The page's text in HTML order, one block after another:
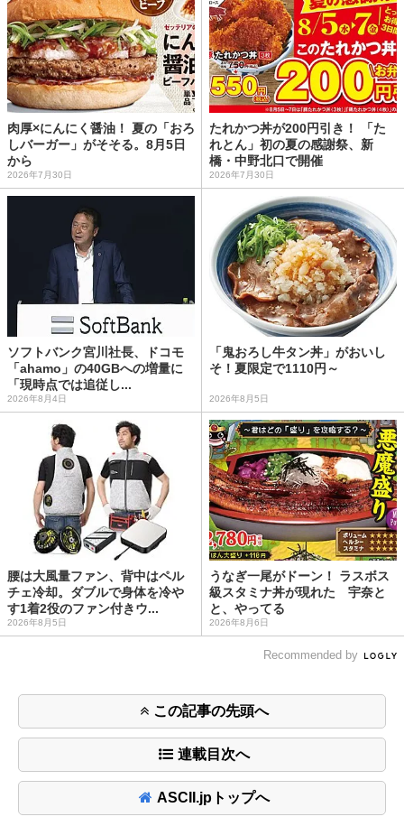
肉厚×にんにく醤油！ 夏の「おろ
しバーガー」がそそる。8月5日
から
2026年7月30日
たれかつ丼が200円引き！ 「た
れとん」初の夏の感謝祭、新
橋・中野北口で開催
2026年7月30日
ソフトバンク宮川社長、ドコモ
「ahamo」の40GBへの増量に
「現時点では追従し...
2026年8月4日
「鬼おろし牛タン丼」がおいし
そ！夏限定で1110円～
2026年8月5日
腰は大風量ファン、背中はペル
チェ冷却。ダブルで身体を冷や
す1着2役のファン付きウ...
2026年8月5日
うなぎ一尾がドーン！ ラスボス
級スタミナ丼が現れた 宇奈と
と、やってる
2026年8月6日
Recommended by
この記事の先頭へ
連載目次へ
ASCII.jpトップへ